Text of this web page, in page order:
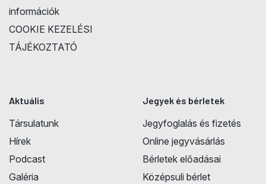
információk
COOKIE KEZELÉSI
TÁJÉKOZTATÓ
Aktuális
Társulatunk
Hírek
Podcast
Galéria
Jegyek és bérletek
Jegyfoglalás és fizetés
Online jegyvásárlás
Bérletek előadásai
Középsuli bérlet